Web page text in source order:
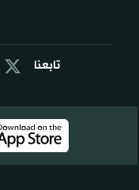
تابعنا